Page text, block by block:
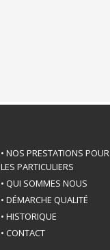
• NOS PRESTATIONS POUR
LES PARTICULIERS
• QUI SOMMES NOUS
• DÉMARCHE QUALITÉ
• HISTORIQUE
• CONTACT